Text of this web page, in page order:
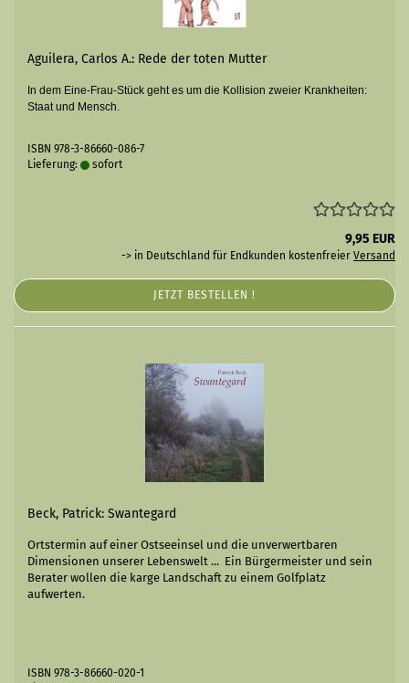
Aguilera, Carlos A.: Rede der toten Mutter
In dem Eine-Frau-Stück geht es um die Kollision zweier Krankheiten:
Staat und Mensch.
ISBN 978-3-86660-086-7
Lieferung:
sofort
9,95 EUR
-> in Deutschland für Endkunden kostenfreier Versand
JETZT BESTELLEN !
Beck, Patrick: Swantegard
Ortstermin auf einer Ostseeinsel und die unverwertbaren
Dimensionen unserer Lebenswelt ... Ein Bürgermeister und sein
Berater wollen die karge Landschaft zu einem Golfplatz
aufwerten.
ISBN 978-3-86660-020-1